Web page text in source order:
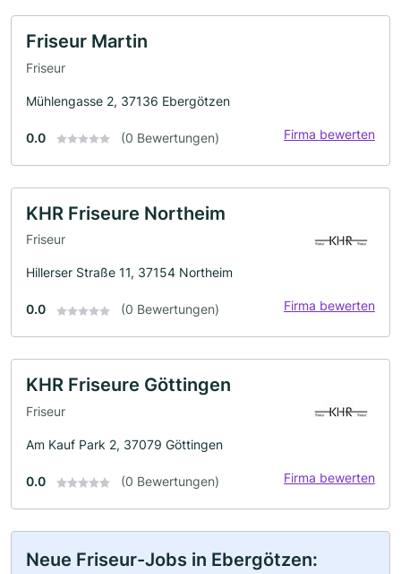
Friseur Martin
Friseur
Mühlengasse 2, 37136 Ebergötzen
0.0 (0 Bewertungen) Firma bewerten
KHR Friseure Northeim
Friseur
Hillerser Straße 11, 37154 Northeim
0.0 (0 Bewertungen) Firma bewerten
KHR Friseure Göttingen
Friseur
Am Kauf Park 2, 37079 Göttingen
0.0 (0 Bewertungen) Firma bewerten
Neue Friseur-Jobs in Ebergötzen: